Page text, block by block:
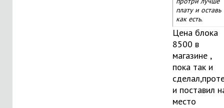
плату и оставь
как есть.
Цена блока
8500 в
магазине ,
пока так и
и поставил
место